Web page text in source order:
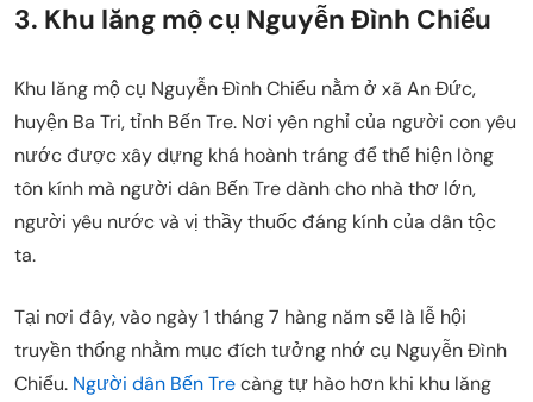
3. Khu lăng mộ cụ Nguyễn Đình Chiểu
Khu lăng mộ cụ Nguyễn Đình Chiểu nằm ở xã An Đức,
huyện Ba Tri, tỉnh Bến Tre. Nơi yên nghỉ của người con yêu
nước được xây dựng khá hoành tráng để thể hiện lòng
tôn kính mà người dân Bến Tre dành cho nhà thơ lớn,
người yêu nước và vị thầy thuốc đáng kính của dân tộc
ta.
Tại nơi đây, vào ngày 1 tháng 7 hàng năm sẽ là lễ hội
truyền thống nhằm mục đích tưởng nhớ cụ Nguyễn Đình
Chiểu. Người dân Bến Trecàng tự hào hơn khi khu lăng